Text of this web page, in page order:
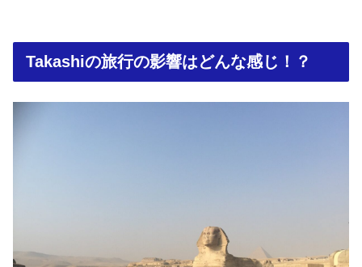
Takashiの旅行の影響はどんな感じ！？